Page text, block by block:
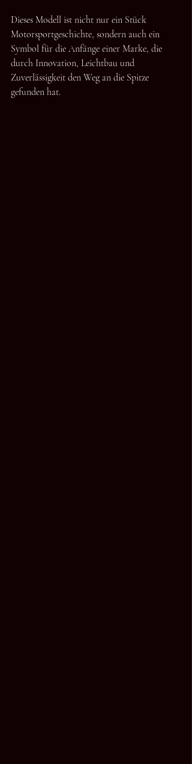
Dieses Modell ist nicht nur ein Stück
Motorsportgeschichte, sondern auch ein
Symbol für die Anfänge einer Marke, die
durch Innovation, Leichtbau und
Zuverlässigkeit den Weg an die Spitze
gefunden hat.